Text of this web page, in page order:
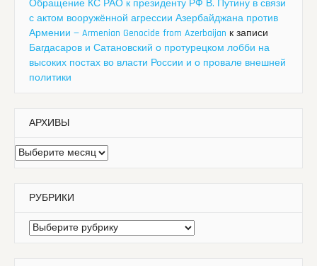
Обращение КС РАО к президенту РФ В. Путину в связи
с актом вооружённой агрессии Азербайджана против
Армении — Armenian Genocide from Azerbaijan к записи
Багдасаров и Сатановский о протурецком лобби на
высоких постах во власти России и о провале внешней
политики
АРХИВЫ
Архивы
РУБРИКИ
Рубрики